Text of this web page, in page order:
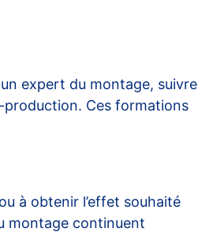
expert du montage, suivre
production. Ces formations
à obtenir l’effet souhaité
montage continuent